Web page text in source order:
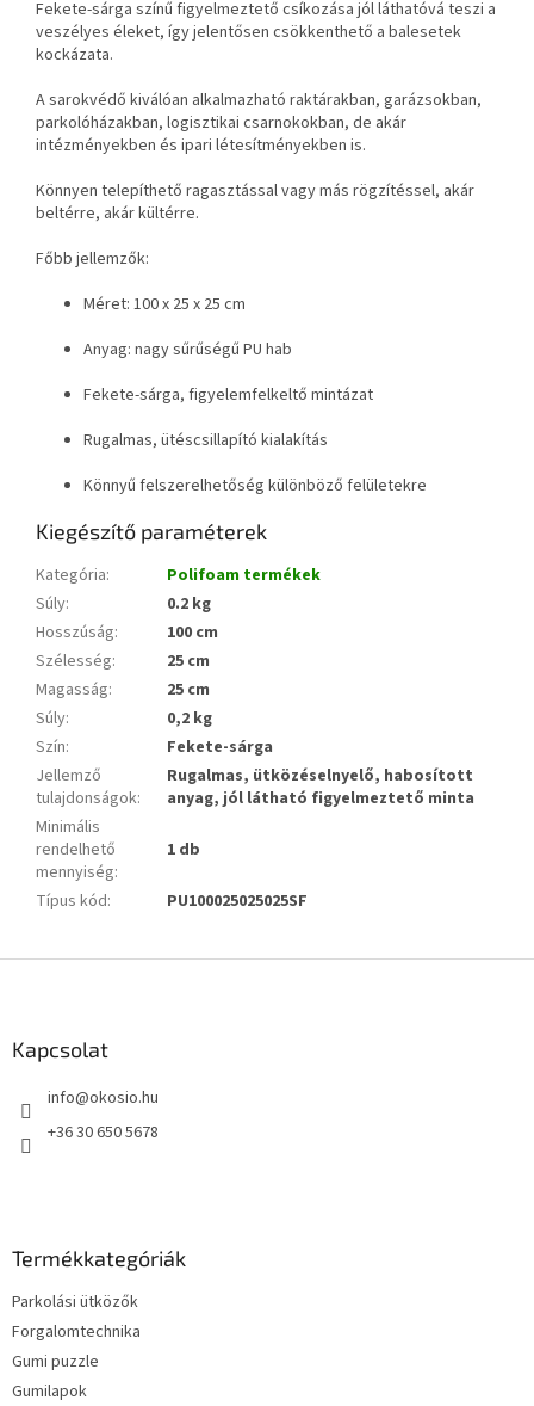
Fekete-sárga színű figyelmeztető csíkozása jól láthatóvá teszi a
veszélyes éleket, így jelentősen csökkenthető a balesetek
kockázata.
A sarokvédő kiválóan alkalmazható raktárakban, garázsokban,
parkolóházakban, logisztikai csarnokokban, de akár
intézményekben és ipari létesítményekben is.
Könnyen telepíthető ragasztással vagy más rögzítéssel, akár
beltérre, akár kültérre.
Főbb jellemzők:
Méret: 100 x 25 x 25 cm
Anyag: nagy sűrűségű PU hab
Fekete-sárga, figyelemfelkeltő mintázat
Rugalmas, ütéscsillapító kialakítás
Könnyű felszerelhetőség különböző felületekre
Kiegészítő paraméterek
Kategória:
Polifoam termékek
Súly:
0.2 kg
Hosszúság:
100 cm
Szélesség:
25 cm
Magasság:
25 cm
Súly:
0,2 kg
Szín:
Fekete-sárga
Jellemző
tulajdonságok:
Rugalmas, ütközéselnyelő, habosított
anyag, jól látható figyelmeztető minta
Minimális
rendelhető
mennyiség:
1 db
Típus kód: PU100025025025SF
Kapcsolat
info@okosio.hu
+36 30 650 5678
Termékkategóriák
Parkolási ütközők
Forgalomtechnika
Gumi puzzle
Gumilapok